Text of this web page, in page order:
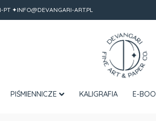
✦INFO@DEVANGARI-ART.PL
PIŚMIENNICZE KALIGRAFIA E-